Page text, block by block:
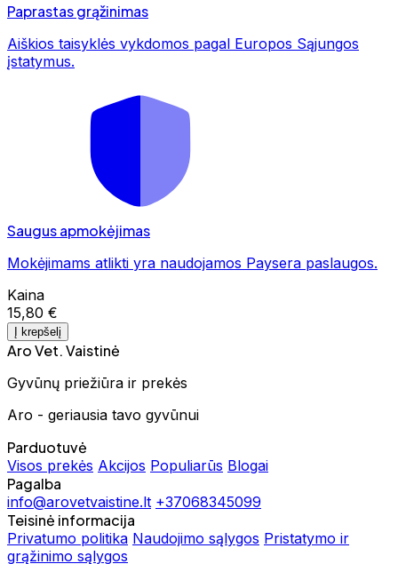
Paprastas grąžinimas
Aiškios taisyklės vykdomos pagal Europos Sąjungos
įstatymus.
Saugus apmokėjimas
Mokėjimams atlikti yra naudojamos Paysera paslaugos.
Kaina
15,80 €
Į krepšelį
Aro Vet. Vaistinė
Gyvūnų priežiūra ir prekės
Aro - geriausia tavo gyvūnui
Parduotuvė
Visos prekės Akcijos Populiarūs Blogai
Pagalba
info@arovetvaistine.lt +37068345099
Teisinė informacija
Privatumo politika Naudojimo sąlygos Pristatymo ir
grąžinimo sąlygos